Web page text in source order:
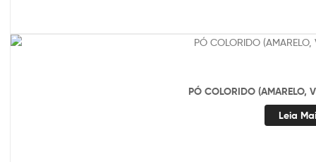
PÓ COLORIDO (AMARELO,
Leia